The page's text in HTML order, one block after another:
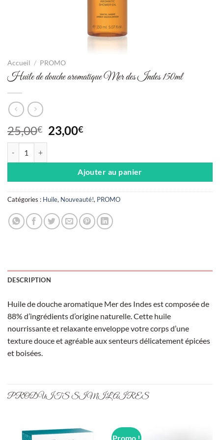
Accueil / PROMO
Huile de douche aromatique Mer des Indes 150ml
25,00€ Le
prix
était :
25,00€.
23,00€Le
est :
23,00€.
Ajouter au panier
Catégories : Huile, Nouveauté!, PROMO
DESCRIPTION
Huile de douche aromatique Mer des Indes est composée de
88% d’ingrédients d’origine naturelle. Cette huile
nourrissante et relaxante enveloppe votre corps d’une
texture douce et agréable aux senteurs délicatement épicées
et boisées.
PRODUITS SIMILAIRES
Promo !